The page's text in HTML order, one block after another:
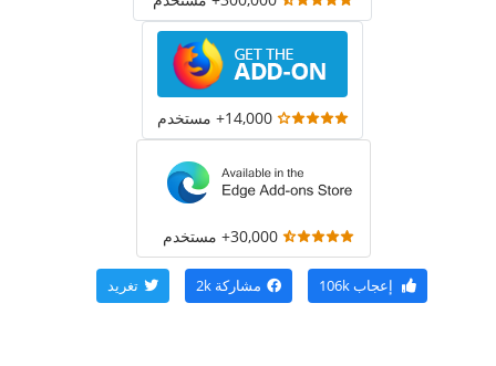
14,000+ مستخدم
30,000+ مستخدم
إعجاب106k مشاركة 2k تغريد